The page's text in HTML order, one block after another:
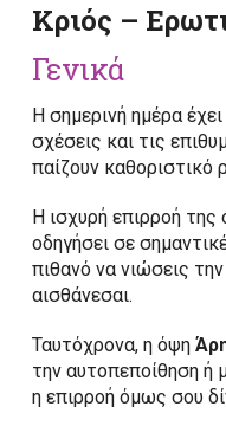
Κριός –
Γενικά
Η σημερινή ημέρα
σχέσεις και τις
παίζουν καθοριστικό
Η ισχυρή επιρροή της
οδηγήσει σε
πιθανό να νιώσεις
αισθάνεσαι.
Ταυτόχρονα, η όψη
την αυτοπεποίθηση ή
η επιρροή όμως σου